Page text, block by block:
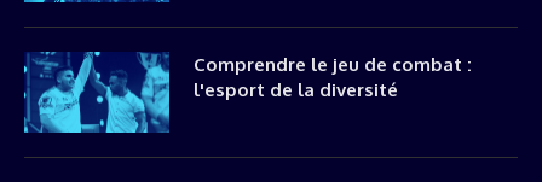
Comprendre le jeu de combat :
l'esport de la diversité